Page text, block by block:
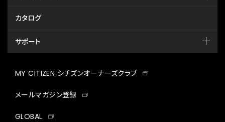
カタログ
サポート
MY CITIZEN シチズンオーナーズクラブ
メールマガジン登録
GLOBAL